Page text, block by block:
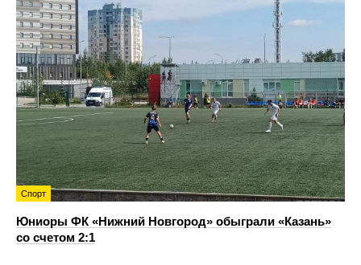
Спорт
Юниоры ФК «Нижний Новгород» обыграли «Казань»
со счетом 2:1